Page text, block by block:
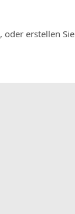
, oder erstellen Sie